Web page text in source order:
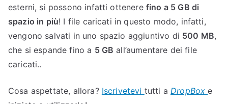
esterni, si possono infatti ottenere fino a 5 GB di
spazio in più! I file caricati in questo modo, infatti,
vengono salvati in uno spazio aggiuntivo di 500 MB,
che si espande fino a 5 GB all’aumentare dei file
caricati..
Cosa aspettate, allora? Iscrivetevi tutti aDropBoxe